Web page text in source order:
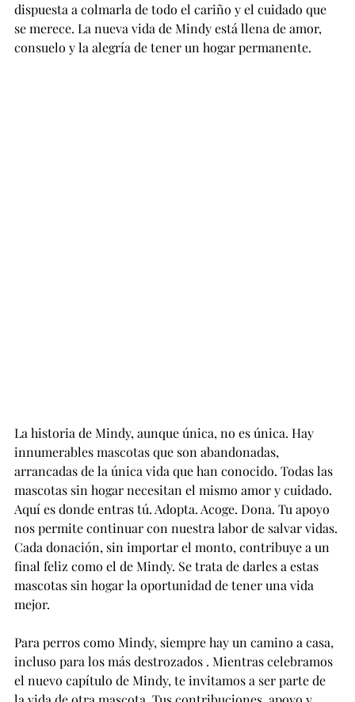
dispuesta a colmarla de todo el cariño y el cuidado que
se merece. La nueva vida de Mindy está llena de amor,
consuelo y la alegría de tener un hogar permanente.
La historia de Mindy, aunque única, no es única. Hay
innumerables mascotas que son abandonadas,
arrancadas de la única vida que han conocido. Todas las
mascotas sin hogar necesitan el mismo amor y cuidado.
Aquí es donde entras tú. Adopta. Acoge. Dona. Tu apoyo
nos permite continuar con nuestra labor de salvar vidas.
Cada donación, sin importar el monto, contribuye a un
final feliz como el de Mindy. Se trata de darles a estas
mascotas sin hogar la oportunidad de tener una vida
mejor.
Para perros como Mindy, siempre hay un camino a casa,
incluso para los más destrozados . Mientras celebramos
el nuevo capítulo de Mindy, te invitamos a ser parte de